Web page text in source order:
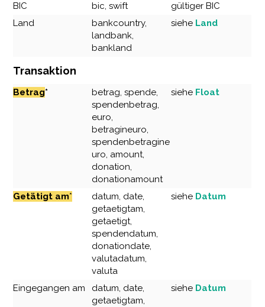
BIC bic, swift
gültiger BIC
Land
bankcountry,
landbank,
bankland
siehe Land
Transaktion
Betrag*
betrag, spende,
spendenbetrag,
euro,
betragineuro,
spendenbetragine
uro, amount,
donation,
donationamount
siehe Float
Getätigt am*
datum, date,
getaetigtam,
getaetigt,
spendendatum,
donationdate,
valutadatum,
valuta
siehe Datum
Eingegangen am
datum, date,
getaetigtam,
siehe Datum